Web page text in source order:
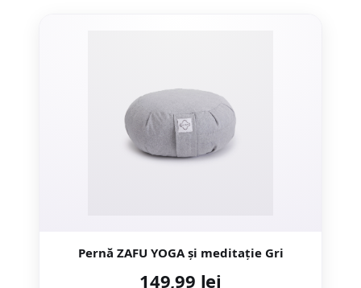
Pernă ZAFU YOGA și meditație Gri
149,99 lei